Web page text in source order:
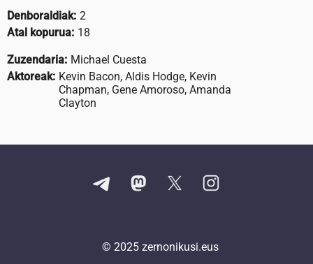
Denboraldiak: 2
Atal kopurua: 18
Zuzendaria: Michael Cuesta
Aktoreak: Kevin Bacon, Aldis Hodge, Kevin
Chapman, Gene Amoroso, Amanda
Clayton
© 2025 zernonikusi.eus